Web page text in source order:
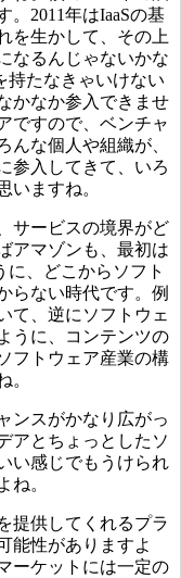
2011年はIaaSの基
を生かして、その上
なるんじゃないかな
持たなきゃいけない
かなか参入できませ
ですので、ベンチャ
んな個人や組織が、
参入してきて、いろ
いますね。
サービスの境界がど
アマゾンも、最初は
に、どこからソフト
らない時代です。例
て、逆にソフトウェ
うに、コンテンツの
フトウェア産業の構
。
ンスがかなり広がっ
アとちょっとしたソ
い感じでもうけられ
ね。
提供してくれるプラ
能性がありますよ
ーケットには一定の